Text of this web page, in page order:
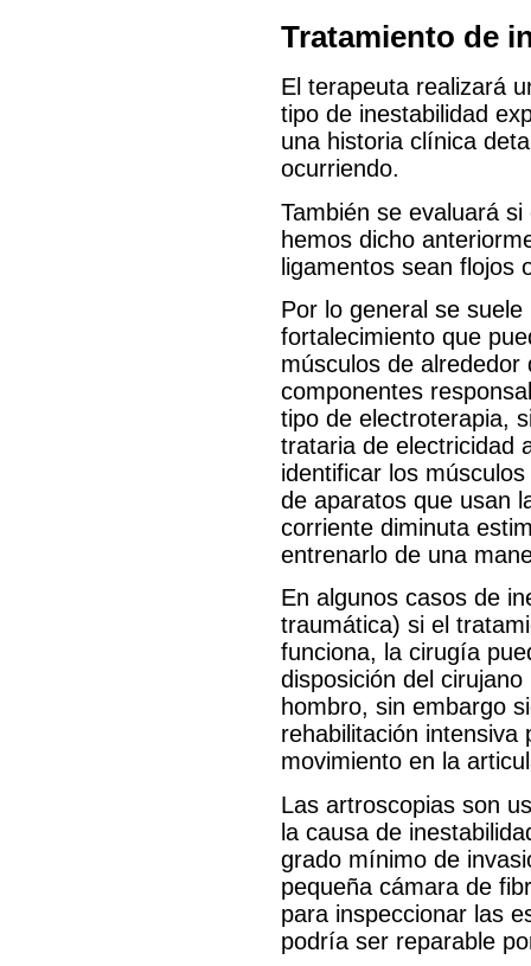
Tratamiento de
El terapeuta realizará
tipo de inestabilidad
una historia clínica
ocurriendo.
También se evaluará
hemos dicho
ligamentos sean flojos
Por lo general se
fortalecimiento que
músculos de
componentes
tipo de electroterapia,
trataria de electricidad
identificar los
de aparatos que usan
corriente diminuta
entrenarlo de una
En algunos casos de
traumática) si el
funciona, la cirugía
disposición del
hombro, sin embargo
rehabilitación intensiva
movimiento en la
Las artroscopias son
la causa de
grado mínimo de
pequeña cámara de
para inspeccionar las
podría ser reparable